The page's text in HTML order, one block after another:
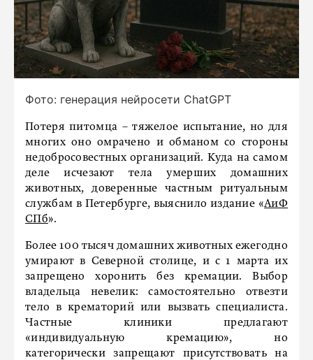
Фото: генерация нейросети ChatGPT
Потеря питомца – тяжелое испытание, но для
многих оно омрачено и обманом со стороны
недобросовестных организаций. Куда на самом
деле исчезают тела умерших домашних
животных, доверенные частным ритуальным
службам в Петербурге, выяснило издание «АиФ
СПб».
Более 100 тысяч домашних животных ежегодно
умирают в Северной столице, и с 1 марта их
запрещено хоронить без кремации. Выбор
владельца невелик: самостоятельно отвезти
тело в крематорий или вызвать специалиста.
Частные клиники предлагают
«индивидуальную кремацию», но
категорически запрещают присутствовать на